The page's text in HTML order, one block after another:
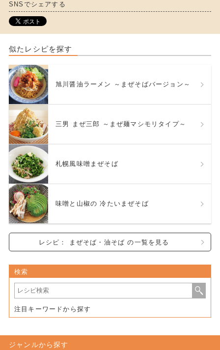
SNSでシェアする
似たレシピを探す
旭川醤油ラーメン ～まぜそばバージョン～
三男 まぜ三郎 ～まぜ麺マシモリタイプ～
札幌風味噌まぜそば
味噌と山椒の 冷たいまぜそば
レシピ： まぜそば・油そば の一覧を見る
検索
注目キーワードから探す
ジャンルから探す